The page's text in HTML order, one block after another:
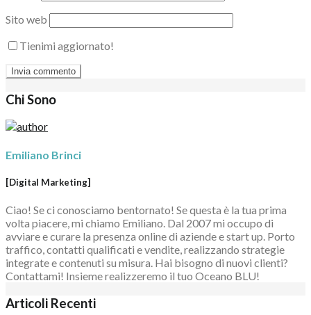
Sito web
Tienimi aggiornato!
Chi Sono
Emiliano Brinci
[Digital Marketing]
Ciao! Se ci conosciamo bentornato! Se questa è la tua prima
volta piacere, mi chiamo Emiliano. Dal 2007 mi occupo di
avviare e curare la presenza online di aziende e start up. Porto
traffico, contatti qualificati e vendite, realizzando strategie
integrate e contenuti su misura. Hai bisogno di nuovi clienti?
Contattami! Insieme realizzeremo il tuo Oceano BLU!
Articoli Recenti